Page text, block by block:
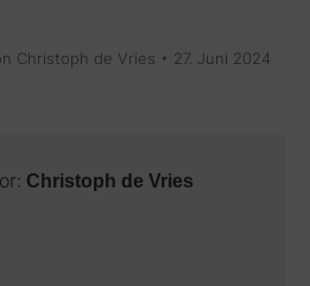
Christoph de Vries 27. Juni 2024
Christoph de Vries